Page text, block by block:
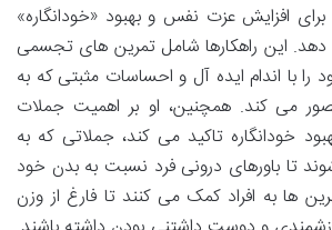
برای افزایش عزت نفس و بهبود «خودانگاره»
دهد. این راهکارها شامل تمرین های تجسمی
با اندام ایده آل و احساسات مثبتی که به
می کند. همچنین، او بر اهمیت جملات
خودانگاره تاکید می کند، جملاتی که به
تا باورهای درونی فرد نسبت به بدن خود
ها به افراد کمک می کنند تا فارغ از وزن